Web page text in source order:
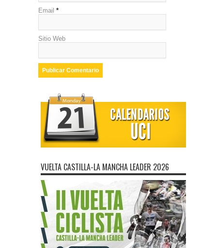
Email *
Sitio Web
VUELTA CASTILLA-LA MANCHA LEADER 2026